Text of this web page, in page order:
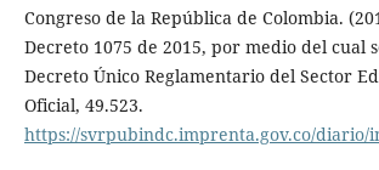
Congreso de la República de Colombia.
Decreto 1075 de 2015, por medio del cual
Decreto Único Reglamentario del Sector
Oficial, 49.523.
https://svrpubindc.imprenta.gov.co/diario/